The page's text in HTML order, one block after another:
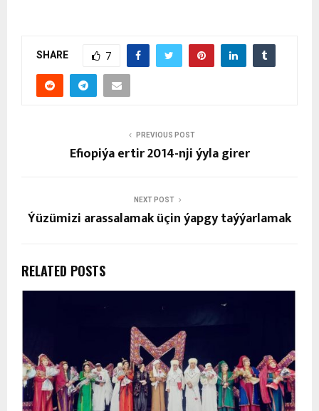
SHARE 7
PREVIOUS POST
Efiopiýa ertir 2014-nji ýyla girer
NEXT POST
Ýüzümizi arassalamak üçin ýapgy taýýarlamak
RELATED POSTS